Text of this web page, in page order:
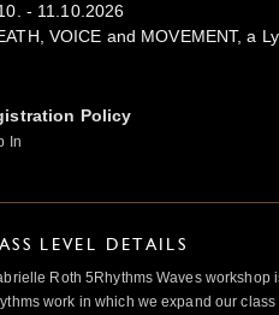
- 11.10.2026
VOICE and MOVEMENT, a
Policy
In
LEVEL DETAILS
Roth 5Rhythms Waves
work in which we expand our